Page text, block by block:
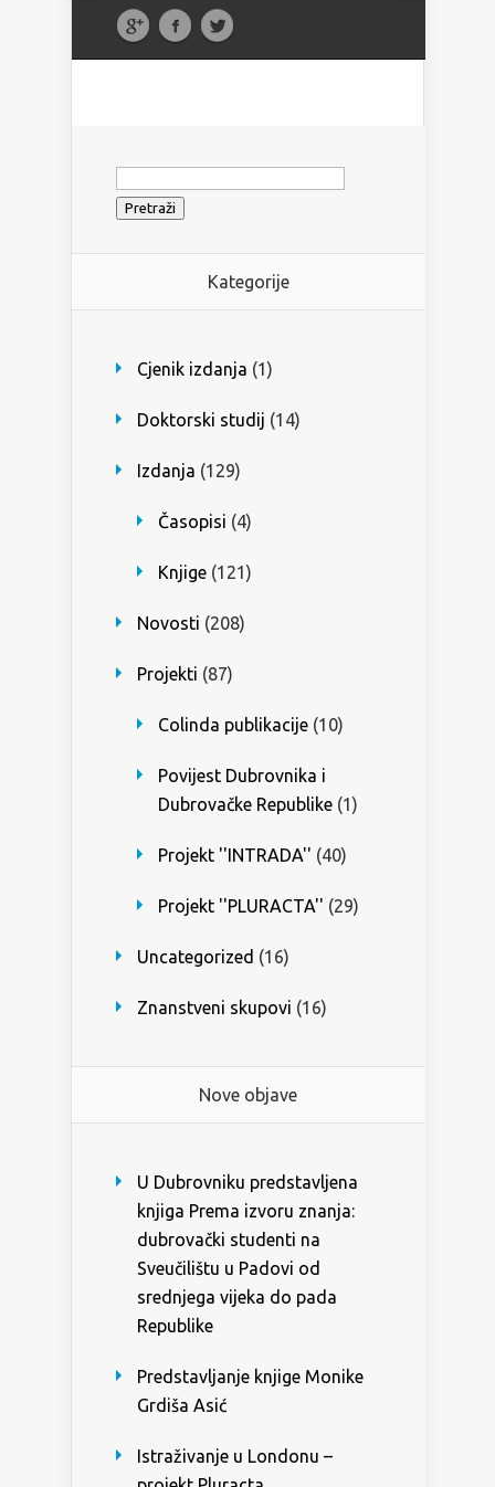
Pretraži:
Kategorije
Cjenik izdanja (1)
Doktorski studij (14)
Izdanja (129)
Časopisi (4)
Knjige (121)
Novosti (208)
Projekti (87)
Colinda publikacije (10)
Povijest Dubrovnika i
Dubrovačke Republike (1)
Projekt ''INTRADA'' (40)
Projekt ''PLURACTA'' (29)
Uncategorized (16)
Znanstveni skupovi (16)
Nove objave
U Dubrovniku predstavljena
knjiga Prema izvoru znanja:
dubrovački studenti na
Sveučilištu u Padovi od
srednjega vijeka do pada
Republike
Predstavljanje knjige Monike
Grdiša Asić
Istraživanje u Londonu –